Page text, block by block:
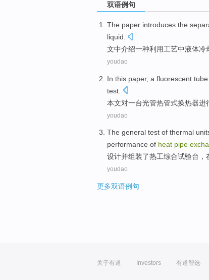
双语例句
The paper introduces the
liquid
文中介绍一种利用工艺中液体冷
youdao
In this paper, a fluorescent tube
test
本文对一台光管热管式换热器进
youdao
The general test of thermal
performance of heat pipe
设计并组装了热工综合试验台，
youdao
更多双语例句
关于有道 Investors 有道智选